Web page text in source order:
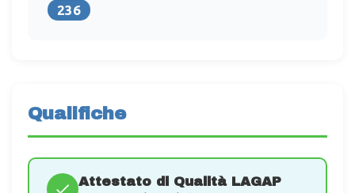
236
Qualifiche
Attestato di Qualità LAGAP